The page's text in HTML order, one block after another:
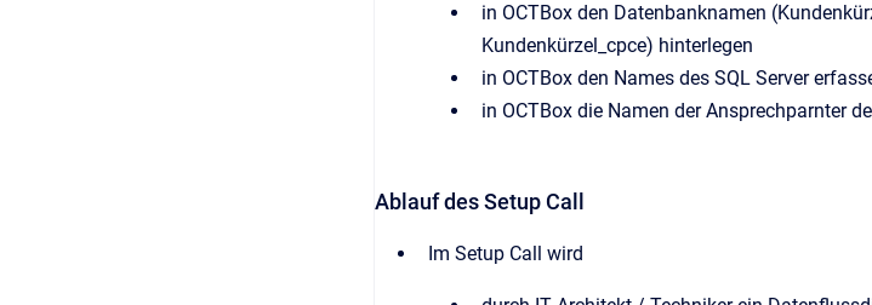
in OCTBox den Datenbanknamen
Kundenkürzel_cpce) hinterlegen
in OCTBox den Names des SQL Server
in OCTBox die Namen der Ansprechparnter
Ablauf des Setup Call
Im Setup Call wird